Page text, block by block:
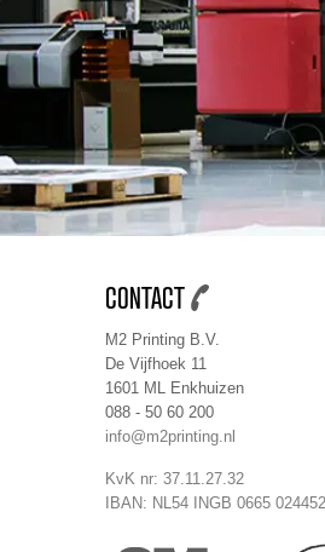
CONTACT
M2 Printing B.V.
De Vijfhoek 11
1601 ML Enkhuizen
088 - 50 60 200
info@m2printing.nl
KvK nr: 37.11.27.32
IBAN: NL54 INGB 0665 024452